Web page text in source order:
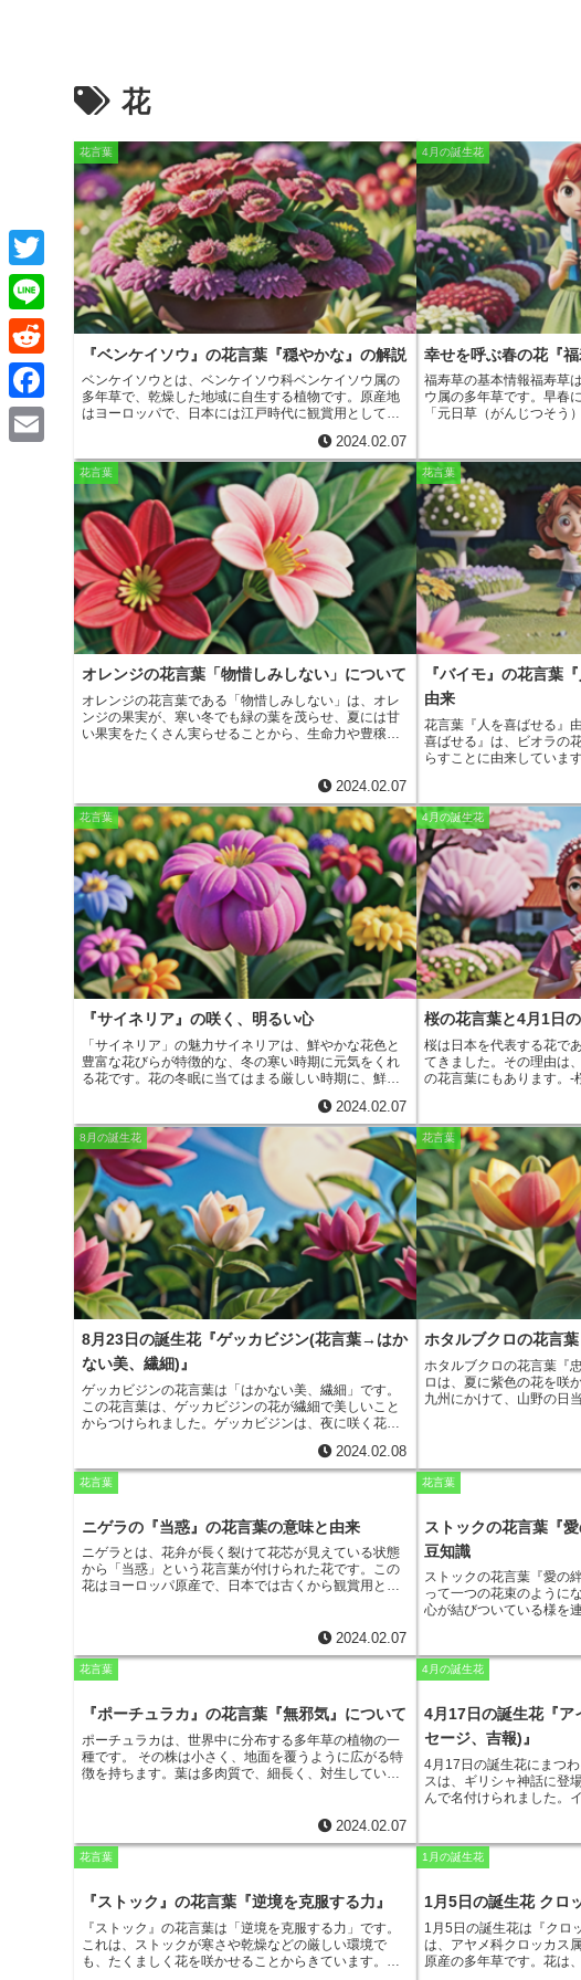
花
花言葉
『ベンケイソウ』の花言葉『穏やかな』の解説
ベンケイソウとは、ベンケイソウ科ベンケイソウ属の
多年草で、乾燥した地域に自生する植物です。原産地
はヨーロッパで、日本には江戸時代に観賞用として持
に成長し、葉は肉厚でロゼット状に広がります。花
は、夏から秋にかけて茎の先端に咲き、色はピンクや
白、黄色などがあります。ベンケイソウは、日当たり
と水はけの良い場所を好み、育てやすい植物です。寒
さには強く、冬でも屋外で育てることができます。ベ
ンケイソウは、観賞用としてだけでなく、薬用として
も利用されます。
2024.02.07
4月の誕生花
幸せを呼ぶ春の花『福
福寿草の基本情報福寿草
ウ属の多年草です。早春
「元日草（がんじつそう
九州の山地に自生してお
地に生息しています。福
です。葉は、根元から放
楕円形または長楕円形を
頃です。花は、茎の先に
は、6～9枚で、色は黄色
いたり、切れ込みが入っ
由来】福寿草の名前の由
であることからきていま
ら、新年の始まりを祝う
は、日本だけでなく、中
ます。中国では、福寿草
か）」と呼ばれ、縁起の
す。【福寿草の花言葉】
「長寿」「吉祥」です。
ことから、新しい年の始
とされているため、幸福
られています。
花言葉
オレンジの花言葉「物惜しみしない」について
オレンジの花言葉である「物惜しみしない」 は、オレ
ンジの果実が、寒い冬でも緑の葉を茂らせ、夏には甘
い果実をたくさん実らせることから、生命力や豊穣を
身に着けていた花とされ、純潔や清らかさの象徴とさ
れています。このことから、オレンジの花言葉は「物
惜しみしない」だけでなく、「純潔」「清らかさ」と
いう意味も持っています。オレンジの花言葉は、その
華やかな花姿から、愛や美しさ、幸福を連想させ、結
婚式のブーケや花束によく用いられています。また、
オレンジの花言葉は「物惜しみしない」ことから、ビ
ジネスシーンでも、成功や繁栄を願って贈られること
もあります。
2024.02.07
花言葉
『バイモ』の花言葉
由来
花言葉『人を喜ばせる』
喜ばせる』は、ビオラの
らすことに由来していま
ます。花の色は青、紫、
は春から初夏です。ビオ
培されることが多く、ガ
オラの名前は、ラテン語
『Viola』は、『スミレ』
ラの花がスミレの花に似
す。ビオラは、古くから
言葉も古くから存在して
『人を喜ばせる』以外に
頼』などがあります。こ
が美しく人々に笑顔をも
花が愛情の象徴とされて
花言葉
『サイネリア』の咲く、明るい心
「サイネリア」の魅力サイネリアは、鮮やかな花色と
豊富な花びらが特徴的な、冬の寒い時期に元気をくれ
る花です。花の冬眠に当てはまる厳しい時期に、鮮や
トリーが広く、鮮やかな赤色、ピンク色、白色、青色
など、豊富な色相とグラデーションがあります。花び
らの縁に丸みがあり、柔らかい印象を与えます。サイ
ネリアは、育てやすく、花期が長いのも魅力です。日
当たりと水はけの良い場所で育てれば、長期間花を楽
しむことができます。また、病害虫に強く、初心者で
も育てやすい花です。サイネリアは、花壇やプランタ
ーの他、切り花としても楽しむことができます。花束
やアレンジメントに入れても華やかで、長く楽しんで
もらえるでしょう。サイネリアは、寒い時期に元気を
くれる花です。その鮮やかな花色と豊富な花びらは、
見る人を明るくしてくれます。育てやすく、花期が長
いのも魅力です。ぜひ、サイネリアを育てて、寒い冬
の季節を彩ってみてください。
2024.02.07
4月の誕生花
桜の花言葉と4月1日
桜は日本を代表する花で
てきました。その理由は
の花言葉にもあります。-
さまに由来しています。
咲かせ、人々の目をを楽
は、白、ピンク、赤など
もが美しいです。また、
も特徴です。その香りは
を落ち着かせてくれます
月1日の誕生花でもあり
迎える時期であり、桜の
いする人も多いです。桜
た花であり、その花言葉
ていると言えます。
8月の誕生花
8月23日の誕生花『ゲッカビジン(花言葉→はか
ない美、繊細)』
ゲッカビジンの花言葉は「はかない美、繊細」 です。
この花言葉は、ゲッカビジンの花が繊細で美しいこと
からつけられました。ゲッカビジンは、夜に咲く花
ない美しさを感じさせる花と言われています。また、
ゲッカビジンは、とてもデリケートな花で、ちょっと
した刺激で傷んでしまいます。そのため、繊細な花と
美しさや繊細さを表しています。また、ゲッカビジン
は、夜に咲く花であることから、夜を象徴する花とも
されています。そのため、ゲッカビジンの花言葉に
は、夜を連想させる言葉も含まれています。例えば、
「夜想曲」や「月下の美人」などです。
2024.02.08
花言葉
ホタルブクロの花言葉
ホタルブクロの花言葉『
ロは、夏に紫色の花を咲
九州にかけて、山野の日
10個の花が下向きに咲
裂しています。色は青紫
ンク色の花もあります。
タルブクロの名前は、花
ら、夜に提灯の代わりに
ロ」という道具に由来し
ロの花がホタルを誘うと
名が付いたという説もあ
言葉が「忠誠を尽くす心
ロの花が下向きに咲いて
していると考えられてい
は、花が長く咲き続ける
花言葉
ニゲラの『当惑』の花言葉の意味と由来
ニゲラとは、花弁が長く裂けて花芯が見えている状態
から「当惑」という花言葉が付けられた花です。 この
花はヨーロッパ原産で、日本では古くから観賞用とし
の種が黒っぽい色をしていることに由来しています。
日本では、ニゲラはクロタネ草とも呼ばれています。
ニゲラの花は、5～6月に咲き、青、白、ピンク、紫な
どさまざまな色があります。
花芯があり、その周りを花弁が取り囲んでいます。ニ
ゲラの花は、花弁が長く裂けていて、花芯が見えてい
るのが特徴的です。ニゲラの実は、種が詰まった蒴果
で、黒っぽい色をしています。ニゲラの種は、スパイ
スとして利用されることもあり、特にインド料理では
よく使われています。 ニゲラは、花壇や鉢植えなどで
そのものは可憐で美しいことから、ガーデニング愛好
2024.02.07
花言葉
ストックの花言葉『
豆知識
ストックの花言葉『愛の
って一つの花束のように
心が結びついている様を
言葉も持っています。ス
多年草で、日本では春と
は4枚です。ストックは
ており、その香りは、甘
す。
花言葉
『ポーチュラカ』の花言葉『無邪気』について
ポーチュラカは、世界中に分布する多年草の植物の一
種です。
その株は小さく、地面を覆うように広がる特
徴を持ちます。葉は多肉質で、細長く、対生していま
さいですが、たくさん咲くととても華やかで、花壇を
彩るのに最適な植物です。花言葉は「無邪気」で、そ
の花姿から名付けられました。
や暑さに強い性質を持ち、育てやすい植物です。
たりの良い場所を好み、水やりは控えめにします。
虫や病気にも強く、初心者でも簡単に育てることがで
きます。 ポーチュラカは、食用としても利用できま
す。 葉や茎は、サラダや炒め物に使用することができ
ます。また、花はエディブルフラワーとして、サラダ
やケーキなどに飾ることができます。ポーチュラカ
2024.02.07
4月の誕生花
4月17日の誕生花『
セージ、吉報)』
4月17日の誕生花にまつ
スは、ギリシャ神話に登
んで名付けられました。
め、アイリスの花言葉は
報」となりました。また
別名もあります。これは
は、魔除けや厄除けの力
た。そのため、玄関先に
した。アイリスは、花の
賞用として人気のある花
壇や寄せ植えなど、さま
花言葉
『ストック』の花言葉『逆境を克服する力』
『ストック』の花言葉は「逆境を克服する力」 です。
これは、ストックが寒さや乾燥などの厳しい環境で
も、たくましく花を咲かせることからきています。ス
1月の誕生花
1月5日の誕生花 クロ
1月5日の誕生花は『クロ
は、アヤメ科クロッカス
原産の多年草です。花は
T
w
i
t
L
i
n
e
R
e
d
F